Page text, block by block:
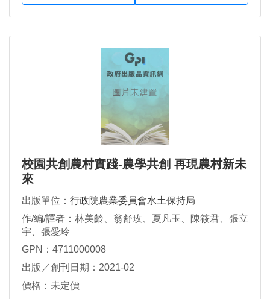
校園共創農村實踐-農學共創 再現農村新未
來
出版單位： 行政院農業委員會水土保持局
作/編/譯者：林美齡、翁舒玫、夏凡玉、陳筱君、張立
宇、張愛玲
GPN：4711000008
出版／創刊日期：2021-02
價格：未定價